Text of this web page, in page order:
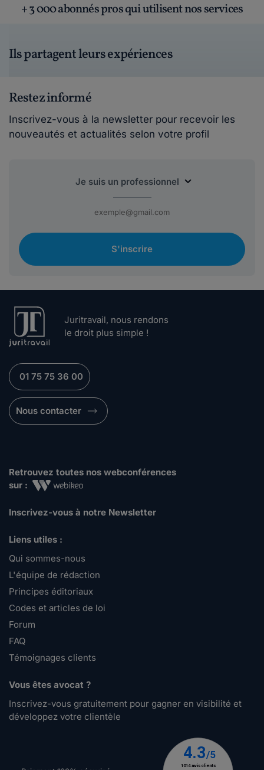
+ 3 000 abonnés pros qui utilisent nos services
Ils partagent leurs expériences
Restez informé
Inscrivez-vous à la newsletter pour recevoir les
nouveautés et actualités selon votre profil
S'inscrire
Juritravail, nous rendons
le droit plus simple !
01 75 75 36 00
Nous contacter
Retrouvez toutes nos webconférences
sur :
Inscrivez-vous à notre Newsletter
Liens utiles :
Qui sommes-nous
L'équipe de rédaction
Principes éditoriaux
Codes et articles de loi
Forum
FAQ
Témoignages clients
Vous êtes avocat ?
Inscrivez-vous gratuitement pour gagner en visibilité et
développez votre clientèle